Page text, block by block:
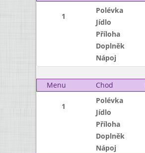
1
Polévka
Jídlo
Příloha
Doplněk
Nápoj
Menu
Chod
1
Polévka
Jídlo
Příloha
Doplněk
Nápoj